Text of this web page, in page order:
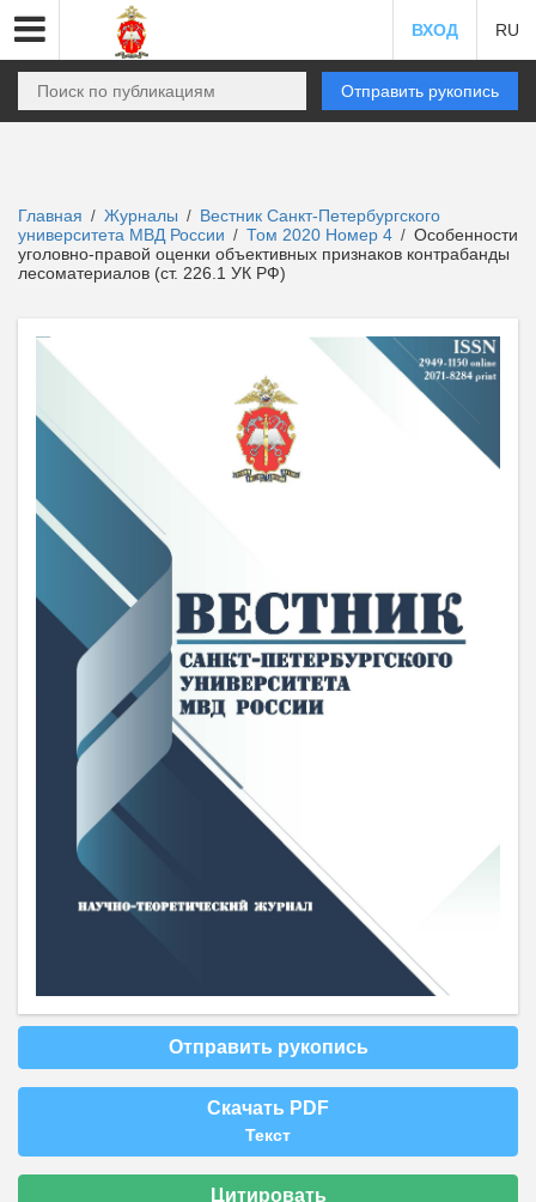
ВХОД RU
Отправить рукопись
Главная / Журналы / Вестник Санкт-Петербургского
университета МВД России / Том 2020 Номер 4 / Особенности
уголовно-правой оценки объективных признаков контрабанды
лесоматериалов (ст. 226.1 УК РФ)
Отправить рукопись
Скачать PDF
Текст
Цитировать